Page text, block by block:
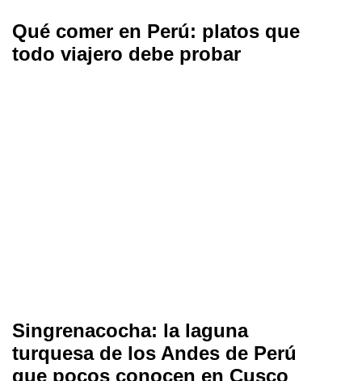
Qué comer en Perú: platos que
todo viajero debe probar
Singrenacocha: la laguna
turquesa de los Andes de Perú
que pocos conocen en Cusco